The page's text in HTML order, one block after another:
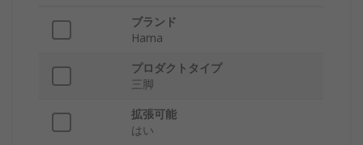
ブランド
Hama
プロダクトタイプ
三脚
拡張可能
はい